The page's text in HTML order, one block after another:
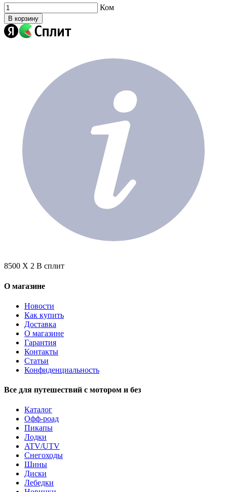
Ком
В корзину
8500 X 2 В сплит
О магазине
Новости
Как купить
Доставка
О магазине
Гарантия
Контакты
Статьи
Конфиденциальность
Все для путешествий с мотором и без
Каталог
Офф-роад
Пикапы
Лодки
ATV/UTV
Снегоходы
Шины
Диски
Лебедки